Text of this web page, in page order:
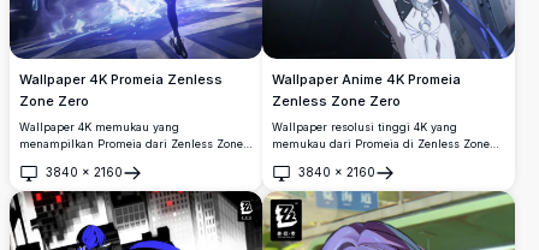
Wallpaper 4K Promeia Zenless
Zone Zero
Wallpaper 4K memukau yang
menampilkan Promeia dari Zenless Zone
listrik yang dahsyat. Pose pertarungan
dinamis dengan kristal energi ungu dan
biru bercahaya dalam render sinematik
resolusi tinggi.
3840 × 2160
Buka
Wallpaper Anime 4K Promeia
Zenless Zone Zero
Wallpaper resolusi tinggi 4K yang
memukau dari Promeia di Zenless Zone
dan pakaian punggung terbuka berwarna
gelap dengan ornamen bulan sabit,
dirender dalam gaya seni anime
sinematik.
3840 × 2160
Buka